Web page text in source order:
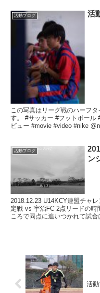
活動ブログ 活
この写真はリーグ戦のハーフ
す。 #サッカー #フットボール
ビュー #movie #video #nike
活動ブログ
ン
2018.12.23 U14KCY連盟チャ
定戦 vs 宇治FC 2点リードの時
ころで同点に追いつかれて試
活